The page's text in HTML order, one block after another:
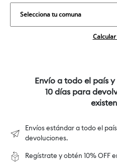
Envío a todo el país
10 días para
Envíos estándar a todo el
devoluciones.
Regístrate y obtén 10% OFF